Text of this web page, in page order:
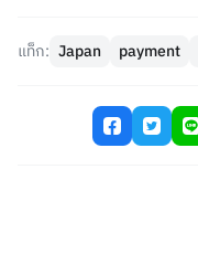
แท็ก: Japan payment